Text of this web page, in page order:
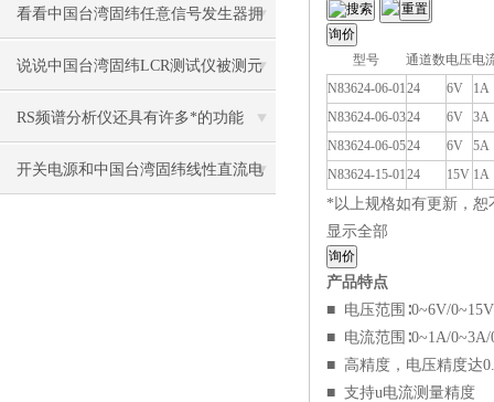
选装备
看看中国台湾固纬任意信号发生器拥
有哪些*硬件性能?
说说中国台湾固纬LCR测试仪被测元
件的接入方法
RS频谱分析仪还具有许多*的功能
开关电源和中国台湾固纬线性直流电
搜索
型号 通道数电压电
N83624-06-0124 6V
1A
N83624-06-0324 6V
3A
N83624-06-0524 6V
5A
N83624-15-0124 15V 1A
*以上规格如有更新，恕
显示全部
询价
产品特点
■ 电压范围∶0~6V/
■ 电流范围∶0~1A/
■ 高精度，电压精度达
■ 支持u电流测量精度